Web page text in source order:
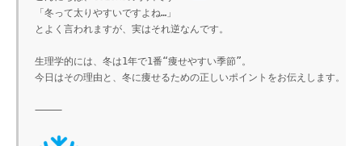
「冬って太りやすいですよね…」
とよく言われますが、実はそれ逆なんです。
生理学的には、冬は1年で1番“痩せやすい季節”。
今日はその理由と、冬に痩せるための正しいポイントをお伝えします。
⸻